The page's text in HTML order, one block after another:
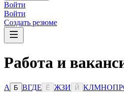
Войти
Войти
Создать резюме
Работа и
А Б ВГДЕ Ё ЖЗИ Й КЛМНОПР